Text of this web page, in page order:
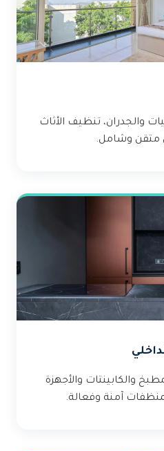
والجدران، تنظيف الأثاث
متقن وشامل.
والكابينتات والأجهزة
آمنة وفعالة.